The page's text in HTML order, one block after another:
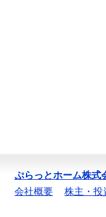
ぷらっとホーム株式
会社概要
株主・投